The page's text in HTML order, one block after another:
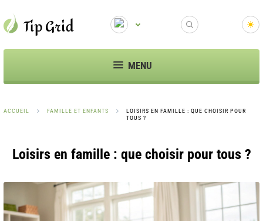
MENU
ACCUEIL FAMILLE ET ENFANTS
LOISIRS EN FAMILLE : QUE CHOISIR POUR
TOUS ?
Loisirs en famille : que choisir pour tous ?